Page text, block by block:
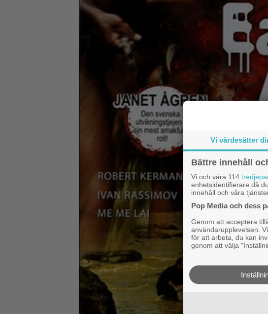
Vi värdesätter
Bättre innehåll
Vi och våra 114
enhetsidentifierare då
innehåll och våra
Pop Media och dess
Genom att acceptera
användarupplevelsen.
för att arbeta, du kan
genom att välja